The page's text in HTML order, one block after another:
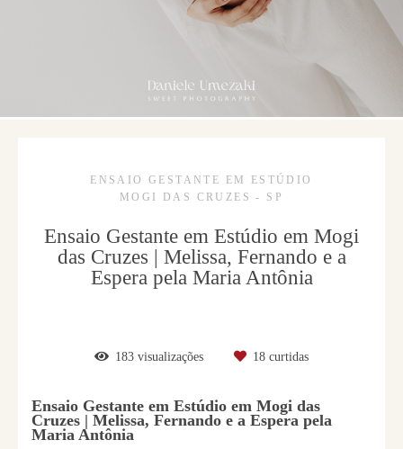
ENSAIO GESTANTE EM ESTÚDIO
MOGI DAS CRUZES - SP
Ensaio Gestante em Estúdio em Mogi
das Cruzes | Melissa, Fernando e a
Espera pela Maria Antônia
183 visualizações 18 curtidas
Ensaio Gestante em Estúdio em Mogi das
Cruzes | Melissa, Fernando e a Espera pela
Maria Antônia